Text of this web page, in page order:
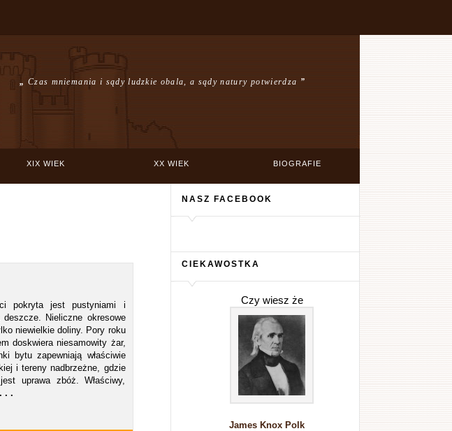
„Czas mniemania i sądy ludzkie obala, a sądy natury potwierdza”
XIX WIEK XX WIEK BIOGRAFIE
pokryta jest pustyniami i
Nieliczne okresowe
niewielkie doliny. Pory roku
doskwiera niesamowity żar,
bytu zapewniają właściwie
i tereny nadbrzeżne, gdzie
uprawa zbóż. Właściwy,
. . .
NASZ FACEBOOK
CIEKAWOSTKA
Czy wiesz że
James Knox Polk